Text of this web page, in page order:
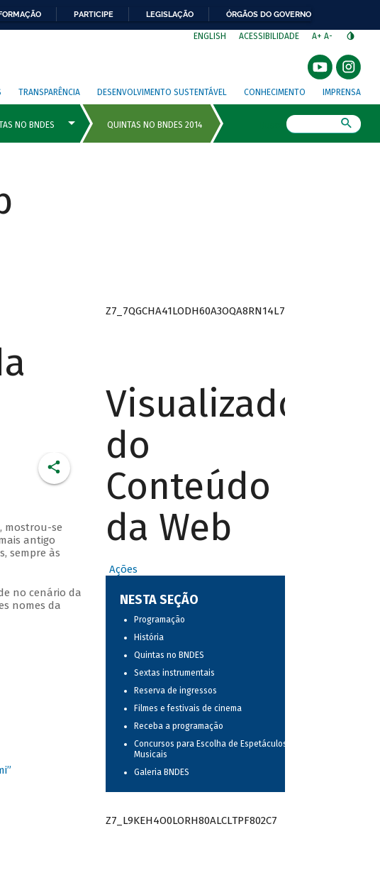
PARTICIPE LEGISLAÇÃO ÓRGÃOS DO GOVERNO
ENGLISH ACESSIBILIDADE A+ A-
TRANSPARÊNCIA DESENVOLVIMENTO SUSTENTÁVEL CONHECIMENTO IMPRENSA
mostrou-se
antigo
sempre às
no cenário da
nomes da
Z7_7QGCHA41LODH60A3OQA8RN14L7
Visualizador
do
Conteúdo
da Web
Ações
NESTA SEÇÃO
Programação
História
Quintas no BNDES
Sextas instrumentais
Reserva de ingressos
Filmes e festivais de cinema
Receba a programação
Concursos para Escolha de Espetáculos
Musicais
Galeria BNDES
Z7_L9KEH4O0LORH80ALCLTPF802C7